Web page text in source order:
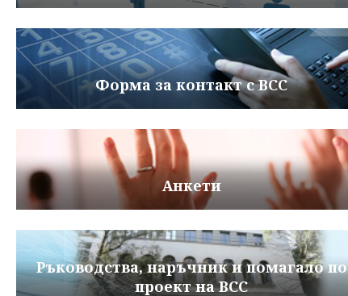
Форма за контакт с ВСС
Анкети
Ръководства, наръчник и помагало по
проект на ВСС